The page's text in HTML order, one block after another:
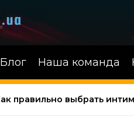
Блог Наша команда
правильно выбрать